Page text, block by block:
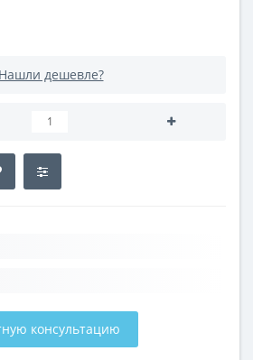
Нашли дешевле?
консультацию